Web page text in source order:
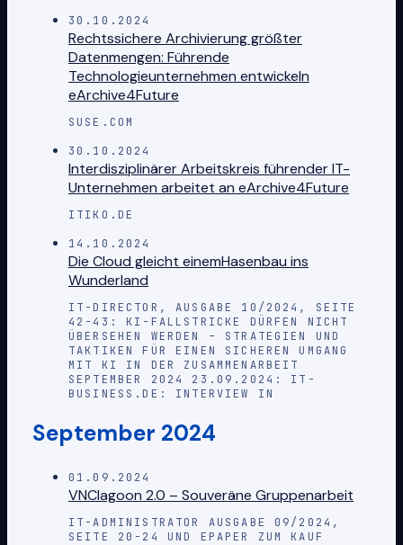
30.10.2024
Rechtssichere Archivierung größter
Datenmengen: Führende
Technologieunternehmen entwickeln
eArchive4Future
SUSE.COM
30.10.2024
Interdisziplinärer Arbeitskreis führender IT-
Unternehmen arbeitet an eArchive4Future
ITIKO.DE
14.10.2024
Die Cloud gleicht einemHasenbau ins
Wunderland
IT-DIRECTOR, AUSGABE 10/2024, SEITE
42-43: KI-FALLSTRICKE DÜRFEN NICHT
ÜBERSEHEN WERDEN – STRATEGIEN UND
TAKTIKEN FÜR EINEN SICHEREN UMGANG
MIT KI IN DER ZUSAMMENARBEIT
SEPTEMBER 2024 23.09.2024: IT-
BUSINESS.DE: INTERVIEW IN
September 2024
01.09.2024
VNClagoon 2.0 – Souveräne Gruppenarbeit
IT-ADMINISTRATOR AUSGABE 09/2024,
SEITE 20-24 UND EPAPER ZUM KAUF